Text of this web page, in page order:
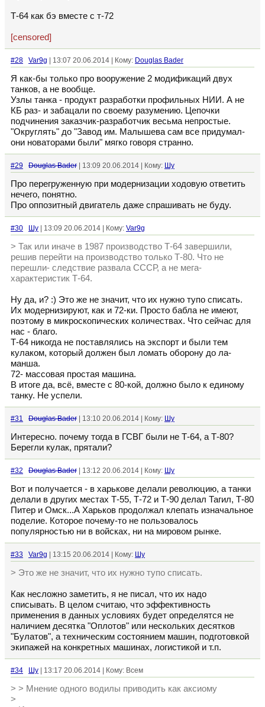
Т-64 как бэ вместе с т-72
[censored]
#28 Var9g | 13:07 20.06.2014 | Кому: Douglas Bader
Я как-бы только про вооружение 2 модификаций двух
танков, а не вообще.
Узлы танка - продукт разработки профильных НИИ. А не
КБ раз- и забацали по своему разумению. Цепочки
подчинения заказчик-разработчик весьма непростые.
"Округлять" до "Завод им. Малышева сам все придумал-
они новаторами были" мягко говоря странно.
#29 Douglas Bader | 13:09 20.06.2014 | Кому: Шу
Про перегруженную при модернизации ходовую ответить
нечего, понятно.
Про оппозитный двигатель даже спрашивать не буду.
#30 Шу | 13:09 20.06.2014 | Кому: Var9g
> Так или иначе в 1987 производство Т-64 завершили,
решив перейти на производство только Т-80. Что не
перешли- следствие развала СССР, а не мега-
характеристик Т-64.
Ну да, и? :) Это же не значит, что их нужно тупо списать.
Их модернизируют, как и 72-ки. Просто бабла не имеют,
поэтому в микроскопических количествах. Что сейчас для
нас - благо.
Т-64 никогда не поставлялись на экспорт и были тем
кулаком, который должен был ломать оборону до ла-
манша.
72- массовая простая машина.
В итоге да, всё, вместе с 80-кой, должно было к единому
танку. Не успели.
#31 Douglas Bader | 13:10 20.06.2014 | Кому: Шу
Интересно. почему тогда в ГСВГ были не Т-64, а Т-80?
Берегли кулак, прятали?
#32 Douglas Bader | 13:12 20.06.2014 | Кому: Шу
Вот и получается - в харькове делали революцию, а танки
делали в других местах Т-55, Т-72 и Т-90 делал Тагил, Т-80
Питер и Омск...А Харьков продолжал клепать изначальное
поделие. Которое почему-то не пользовалось
популярностью ни в войсках, ни на мировом рынке.
#33 Var9g | 13:15 20.06.2014 | Кому: Шу
> Это же не значит, что их нужно тупо списать.
Как несложно заметить, я не писал, что их надо
списывать. В целом считаю, что эффективность
применения в данных условиях будет определятся не
наличием десятка "Оплотов" или нескольких десятков
"Булатов", а техническим состоянием машин, подготовкой
экипажей на конкретных машинах, логистикой и т.п.
#34 Шу | 13:17 20.06.2014 | Кому: Всем
> > Мнение одного водилы приводить как аксиому
>